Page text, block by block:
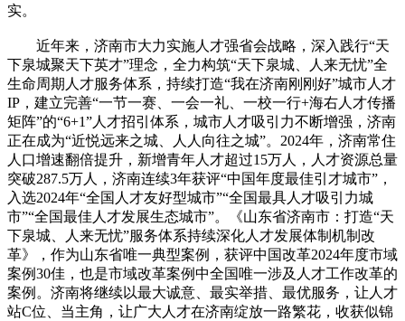
实。
近年来，济南市大力实施人才强省会战略，深入践行“天
下泉城聚天下英才”理念，全力构筑“天下泉城、人来无忧”全
生命周期人才服务体系，持续打造“我在济南刚刚好”城市人才
IP，建立完善“一节一赛、一会一礼、一校一行+海右人才传播
矩阵”的“6+1”人才招引体系，城市人才吸引力不断增强，济南
正在成为“近悦远来之城、人人向往之城”。2024年，济南常住
人口增速翻倍提升，新增青年人才超过15万人，人才资源总量
突破287.5万人，济南连续3年获评“中国年度最佳引才城市”，
入选2024年“全国人才友好型城市”“全国最具人才吸引力城
市”“全国最佳人才发展生态城市”。《山东省济南市：打造“天
下泉城、人来无忧”服务体系持续深化人才发展体制机制改
革》，作为山东省唯一典型案例，获评中国改革2024年度市域
案例30佳，也是市域改革案例中全国唯一涉及人才工作改革的
案例。济南将继续以最大诚意、最实举措、最优服务，让人才
站C位、当主角，让广大人才在济南绽放一路繁花，收获似锦